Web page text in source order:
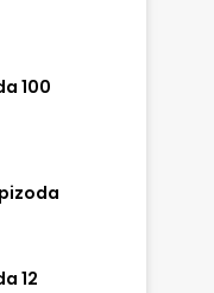
100
12